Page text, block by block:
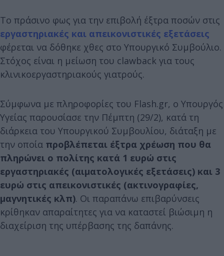
Το πράσινο φως για την επιβολή έξτρα ποσών στις
εργαστηριακές και απεικονιστικές εξετάσεις
φέρεται να δόθηκε χθες στο Υπουργικό Συμβούλιο.
Στόχος είναι η μείωση του clawback για τους
κλινικοεργαστηριακούς γιατρούς.
Σύμφωνα με πληροφορίες του Flash.gr, ο Υπουργός
Υγείας παρουσίασε την Πέμπτη (29/2), κατά τη
διάρκεια του Υπουργικού Συμβουλίου, διάταξη με
την οποία προβλέπεται έξτρα χρέωση που θα
πληρώνει ο πολίτης κατά 1 ευρώ στις
εργαστηριακές (αιματολογικές εξετάσεις) και 3
ευρώ στις απεικονιστικές (ακτινογραφίες,
μαγνητικές κλπ). Οι παραπάνω επιβαρύνσεις
κρίθηκαν απαραίτητες για να καταστεί βιώσιμη η
διαχείριση της υπέρβασης της δαπάνης.